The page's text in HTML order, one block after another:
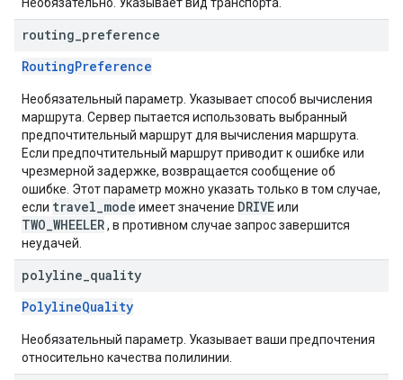
routing preference
RoutingPreference
Необязательный параметр. Указывает способ вычисления
маршрута. Сервер пытается использовать выбранный
предпочтительный маршрут для вычисления маршрута.
Если предпочтительный маршрут приводит к ошибке или
чрезмерной задержке, возвращается сообщение об
ошибке. Этот параметр можно указать только в том случае,
если travel_mode имеет значение DRIVEили
TWO_WHEELER, в противном случае запрос завершится
неудачей.
polyline quality
PolylineQuality
Необязательный параметр. Указывает ваши предпочтения
относительно качества полилинии.